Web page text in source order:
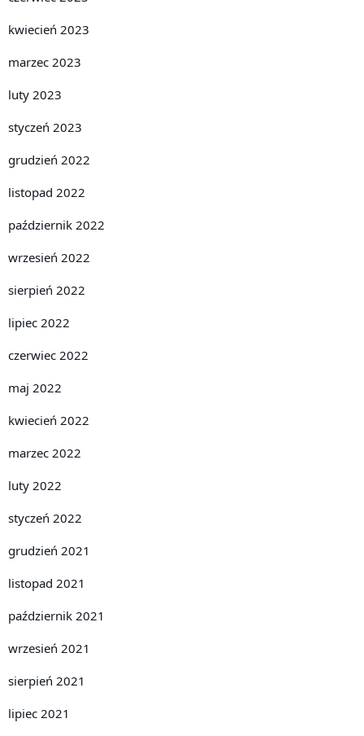
kwiecień 2023
marzec 2023
luty 2023
styczeń 2023
grudzień 2022
listopad 2022
październik 2022
wrzesień 2022
sierpień 2022
lipiec 2022
czerwiec 2022
maj 2022
kwiecień 2022
marzec 2022
luty 2022
styczeń 2022
grudzień 2021
listopad 2021
październik 2021
wrzesień 2021
sierpień 2021
lipiec 2021